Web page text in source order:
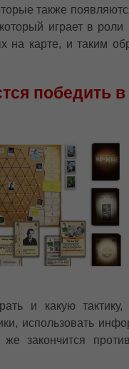
также
играет в
на карте, и таким
победить
и какую
использовать
закончится